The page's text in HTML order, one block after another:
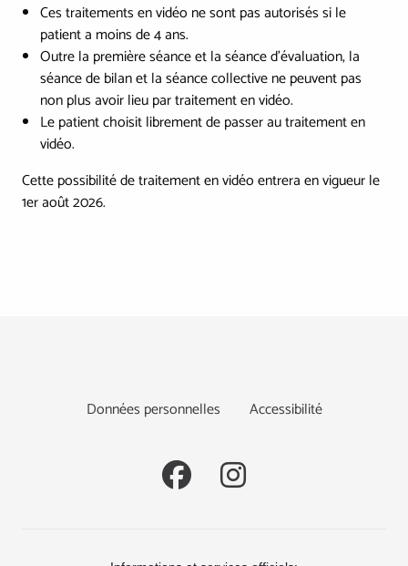
Ces traitements en vidéo ne sont pas autorisés si le
patient a moins de 4 ans.
Outre la première séance et la séance d’évaluation, la
séance de bilan et la séance collective ne peuvent pas
non plus avoir lieu par traitement en vidéo.
Le patient choisit librement de passer au traitement en
vidéo.
Cette possibilité de traitement en vidéo entrera en vigueur le
1er août 2026.
Données personnelles Accessibilité